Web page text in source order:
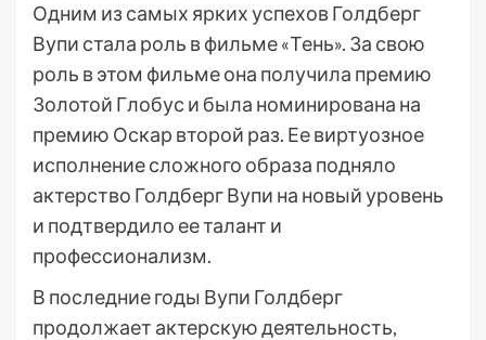
Одним из самых ярких успехов Голдберг
Вупи стала роль в фильме «Тень». За свою
роль в этом фильме она получила премию
Золотой Глобус и была номинирована на
премию Оскар второй раз. Ее виртуозное
исполнение сложного образа подняло
актерство Голдберг Вупи на новый уровень
и подтвердило ее талант и
профессионализм.
В последние годы Вупи Голдберг
продолжает актерскую деятельность,